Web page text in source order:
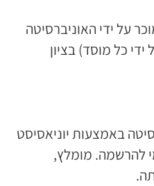
על ידי האוניברסיטה
כל מוסד) בציון
באמצעות יוניאסיסט
להרשמה. מומלץ,